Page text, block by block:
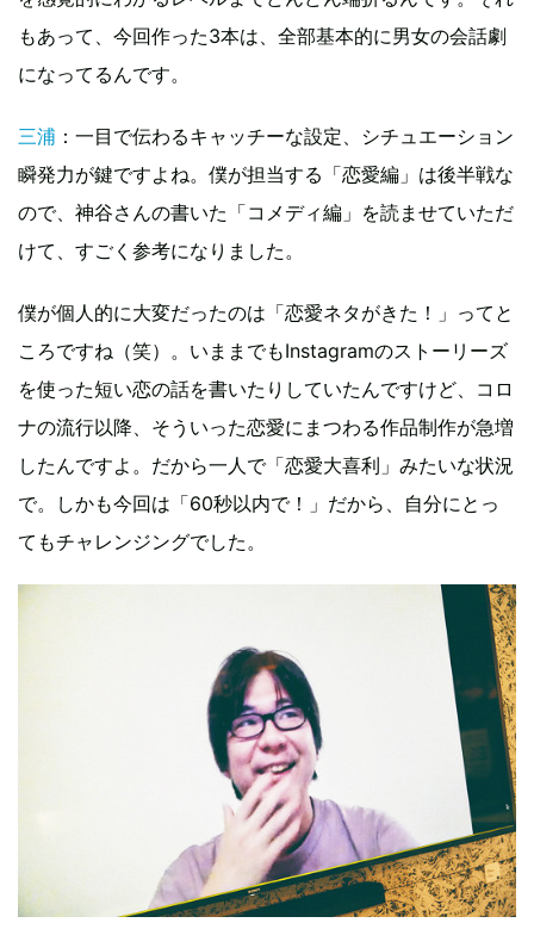
もあって、今回作った3本は、全部基本的に男女の会話劇
になってるんです。
三浦 ：一目で伝わるキャッチーな設定、シチュエーション
瞬発力が鍵ですよね。僕が担当する「恋愛編」は後半戦な
ので、神谷さんの書いた「コメディ編」を読ませていただ
けて、すごく参考になりました。
僕が個人的に大変だったのは「恋愛ネタがきた！」ってと
ころですね（笑）。いままでもInstagramのストーリーズ
を使った短い恋の話を書いたりしていたんですけど、コロ
ナの流行以降、そういった恋愛にまつわる作品制作が急増
したんですよ。だから一人で「恋愛大喜利」みたいな状況
で。しかも今回は「60秒以内で！」だから、自分にとっ
てもチャレンジングでした。